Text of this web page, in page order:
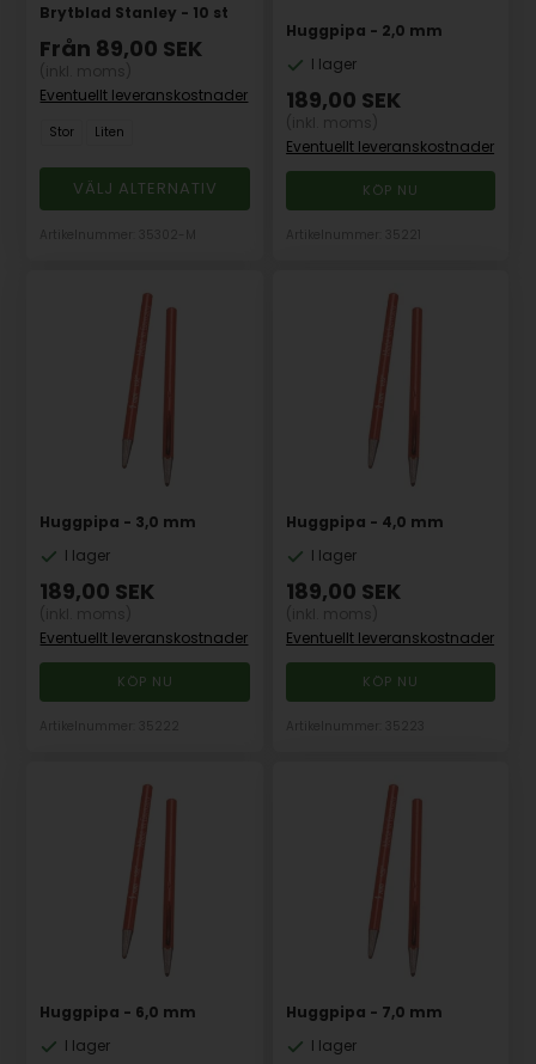
Brytblad Stanley - 10 st
Från 89,00 SEK
Eventuellt leveranskostnader
Stor Liten
VÄLJ ALTERNATIV
Huggpipa - 2,0 mm
I lager
189,00 SEK
Eventuellt leveranskostnader
Huggpipa - 3,0 mm
I lager
189,00 SEK
Eventuellt leveranskostnader
Huggpipa - 4,0 mm
I lager
189,00 SEK
Eventuellt leveranskostnader
Huggpipa - 6,0 mm
I lager
Huggpipa - 7,0 mm
I lager